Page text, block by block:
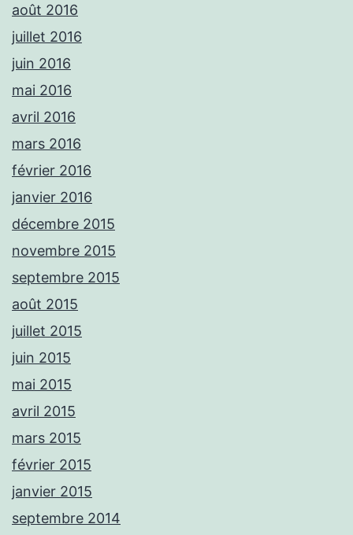
août 2016
juillet 2016
juin 2016
mai 2016
avril 2016
mars 2016
février 2016
janvier 2016
décembre 2015
novembre 2015
septembre 2015
août 2015
juillet 2015
juin 2015
mai 2015
avril 2015
mars 2015
février 2015
janvier 2015
septembre 2014